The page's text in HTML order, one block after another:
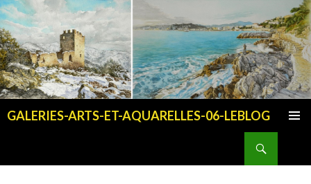
GALERIES-ARTS-ET-AQUARELLES-06-LEBLOG